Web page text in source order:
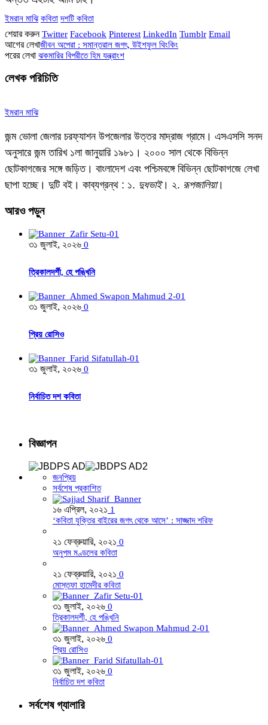
ইমরান মাঝি কবিতা দশটি কবিতা
শেয়ার করুন Twitter Facebook Pinterest LinkedIn Tumblr Email
আগের লেখাজীবন অপেরা : সমান্তরাল জগৎ, উইশফুল থিংকিং
পরের লেখা ঝকমারির বিপরীতে হিম যন্ত্রাংশ
লেখক পরিচিতি
ইমরান মাঝি
জন্ম ভোলা জেলার চরফ্যাশন উপজেলার উত্তর মাদ্রাজ গ্রামে। এসএসসি সনদ
অনুসারে জন্ম তারিখ ১লা জানুয়ারি ১৯৮১। ২০০০ সাল থেকে বিভিন্ন
ছোটকাগজের সঙ্গে জড়িত। বাংলাদেশ এবং পশ্চিমবঙ্গে বিভিন্ন ছোটকাগজে লেখা
ছাপা হচ্ছে। দুটি বই। কাব্যগ্রন্থ : ১. দুধভাই। ২. রূপজালিয়া।
আরওপড়ুন
৩১ জুলাই, ২০২৬ 0
ত্রিকালদর্শী, হে পঙ্খিনি
৩১ জুলাই, ২০২৬ 0
প্রিয় রোসিও
৩১ জুলাই, ২০২৬ 0
নির্বাচিত দশ কবিতা
বিজ্ঞাপন
জনপ্রিয়
সর্বশেষ প্রকাশিত
১৬ এপ্রিল, ২০২১ 1
‘কবিতা যুক্তির বাইরের জগৎ থেকে আসে’ : সাজ্জাদ শরিফ
২১ ফেব্রুয়ারি, ২০২১ 0
অনুপম মণ্ডলের কবিতা
২১ ফেব্রুয়ারি, ২০২১ 0
মোস্তফা হামেদীর কবিতা
৩১ জুলাই, ২০২৬ 0
ত্রিকালদর্শী, হে পঙ্খিনি
৩১ জুলাই, ২০২৬ 0
প্রিয় রোসিও
৩১ জুলাই, ২০২৬ 0
নির্বাচিত দশ কবিতা
সর্বশেষ গ্যালারি